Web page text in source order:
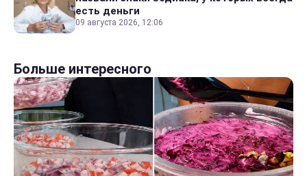
есть деньги
09 августа 2026, 12:06
Больше интересного